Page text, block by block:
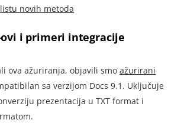
novih metoda
ovi i primeri integracije
ova ažuriranja, objavili smo ažurirani
sa verzijom Docs 9.1. Uključuje
prezentacija u TXT format i